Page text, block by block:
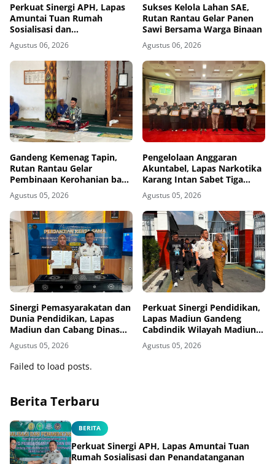
Perkuat Sinergi APH, Lapas
Amuntai Tuan Rumah
Sosialisasi dan
Penandatanganan MoU
Sidang Banding
Agustus 06, 2026
Sukses Kelola Lahan SAE,
Rutan Rantau Gelar Panen
Sawi Bersama Warga Binaan
Agustus 06, 2026
Gandeng Kemenag Tapin,
Rutan Rantau Gelar
Pembinaan Kerohanian bagi
Warga Binaan
Agustus 05, 2026
Pengelolaan Anggaran
Akuntabel, Lapas Narkotika
Karang Intan Sabet Tiga
Penghargaan KPPN
Banjarmasin
Agustus 05, 2026
Sinergi Pemasyarakatan dan
Dunia Pendidikan, Lapas
Madiun dan Cabang Dinas
Pendidikan Wilayah Madiun
Jalin Kerja Sama Pendidikan
Vokasi Teknik Instalasi
Tenaga Listrik bagi Warga
Agustus 05, 2026
Perkuat Sinergi Pendidikan,
Lapas Madiun Gandeng
Cabdindik Wilayah Madiun
Hadirkan Program TITL
Agustus 05, 2026
Failed to load posts.
Berita Terbaru
BERITA
Perkuat Sinergi APH, Lapas Amuntai Tuan
Rumah Sosialisasi dan Penandatanganan